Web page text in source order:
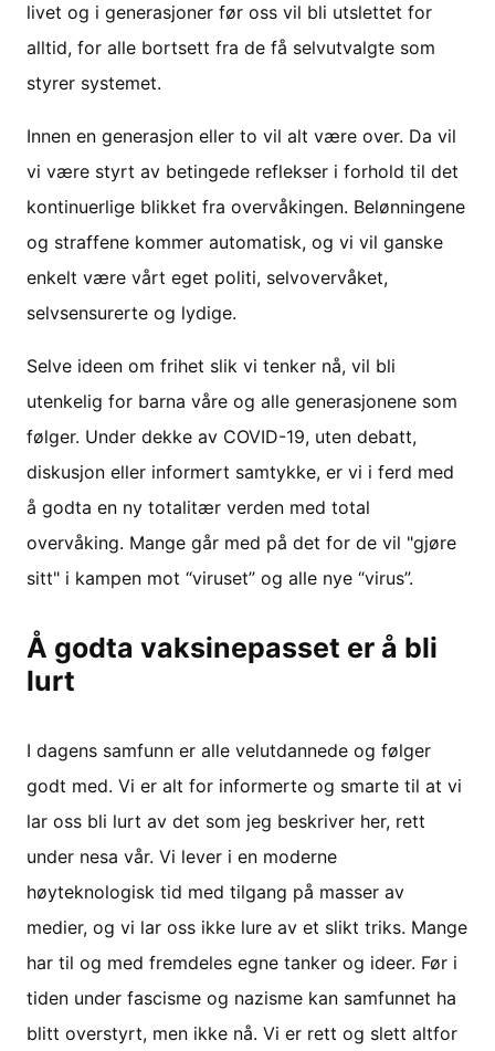
livet og i generasjoner før oss vil bli utslettet for
alltid, for alle bortsett fra de få selvutvalgte som
styrer systemet.
Innen en generasjon eller to vil alt være over. Da vil
vi være styrt av betingede reflekser i forhold til det
kontinuerlige blikket fra overvåkingen. Belønningene
og straffene kommer automatisk, og vi vil ganske
enkelt være vårt eget politi, selvovervåket,
selvsensurerte og lydige.
Selve ideen om frihet slik vi tenker nå, vil bli
utenkelig for barna våre og alle generasjonene som
følger. Under dekke av COVID-19, uten debatt,
diskusjon eller informert samtykke, er vi i ferd med
å godta en ny totalitær verden med total
overvåking. Mange går med på det for de vil "gjøre
sitt" i kampen mot “viruset” og alle nye “virus”.
Å godta vaksinepasset er å bli
lurt
I dagens samfunn er alle velutdannede og følger
godt med. Vi er alt for informerte og smarte til at vi
lar oss bli lurt av det som jeg beskriver her, rett
under nesa vår. Vi lever i en moderne
høyteknologisk tid med tilgang på masser av
medier, og vi lar oss ikke lure av et slikt triks. Mange
har til og med fremdeles egne tanker og ideer. Før i
tiden under fascisme og nazisme kan samfunnet ha
blitt overstyrt, men ikke nå. Vi er rett og slett altfor